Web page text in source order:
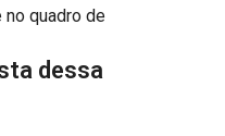
no quadro de
dessa